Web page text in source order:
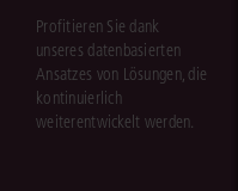
Profitieren Sie dank
unseres datenbasierten
Ansatzes von Lösungen, die
kontinuierlich
weiterentwickelt werden.